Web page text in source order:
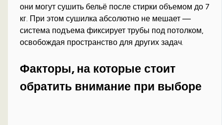
они могут сушить бельё после стирки объемом до 7
кг. При этом сушилка абсолютно не мешает —
система подъема фиксирует трубы под потолком,
освобождая пространство для других задач.
Факторы, на которые стоит
обратить внимание при выборе